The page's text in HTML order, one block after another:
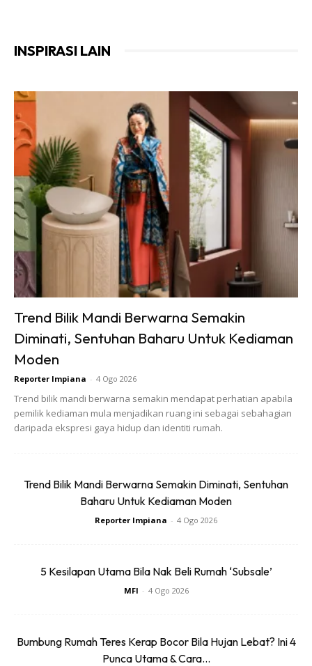
Bagi jenis pencuci kain TOP yang botolnya berwarna merah
pula, ia dilengkapi dengan fungsi ‘Brilliant Clean’ yang amat
sesuai untuk mencuci pakaian berwarna putih seperti
pakaian sekolah anak-anak anda.
3.Warna Kuning (Odour Buster)
INSPIRASI LAIN
Trend Bilik Mandi Berwarna Semakin
Diminati, Sentuhan Baharu Untuk Kediaman
Moden
Reporter Impiana - 4 Ogo 2026
Trend bilik mandi berwarna semakin mendapat perhatian apabila
pemilik kediaman mula menjadikan ruang ini sebagai sebahagian
daripada ekspresi gaya hidup dan identiti rumah.
Trend Bilik Mandi Berwarna Semakin Diminati, Sentuhan
Baharu Untuk Kediaman Moden
Reporter Impiana - 4 Ogo 2026
5 Kesilapan Utama Bila Nak Beli Rumah ‘Subsale’
MFI - 4 Ogo 2026
Bumbung Rumah Teres Kerap Bocor Bila Hujan Lebat? Ini 4
Punca Utama & Cara...